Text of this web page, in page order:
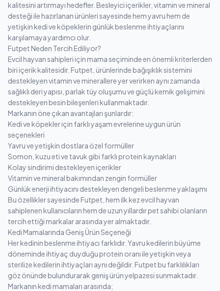
kalitesini artırmayı hedefler. Besleyici içerikler, vitamin ve mineral
desteği ile hazırlanan ürünleri sayesinde hem yavru hem de
yetişkin kedi ve köpeklerin günlük beslenme ihtiyaçlarını
karşılamaya yardımcı olur.
Futpet Neden Tercih Ediliyor?
Evcil hayvan sahipleri için mama seçiminde en önemli kriterlerden
biri içerik kalitesidir. Futpet, ürünlerinde bağışıklık sistemini
destekleyen vitamin ve minerallere yer verirken aynı zamanda
sağlıklı deri yapısı, parlak tüy oluşumu ve güçlü kemik gelişimini
destekleyen besin bileşenleri kullanmaktadır.
Markanın öne çıkan avantajları şunlardır:
Kedi ve köpekler için farklı yaşam evrelerine uygun ürün
seçenekleri
Yavru ve yetişkin dostlara özel formüller
Somon, kuzu eti ve tavuk gibi farklı protein kaynakları
Kolay sindirimi destekleyen içerikler
Vitamin ve mineral bakımından zengin formüller
Günlük enerji ihtiyacını destekleyen dengeli beslenme yaklaşımı
Bu özellikler sayesinde Futpet, hem ilk kez evcil hayvan
sahiplenen kullanıcıların hem de uzun yıllardır pet sahibi olanların
tercih ettiği markalar arasında yer almaktadır.
Kedi Mamalarında Geniş Ürün Seçeneği
Her kedinin beslenme ihtiyacı farklıdır. Yavru kedilerin büyüme
döneminde ihtiyaç duyduğu protein oranı ile yetişkin veya
sterilize kedilerin ihtiyaçları aynı değildir. Futpet bu farklılıkları
göz önünde bulundurarak geniş ürün yelpazesi sunmaktadır.
Markanın kedi mamaları arasında;